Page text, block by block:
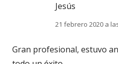
Jesús
21 febrero 2020 a
Gran profesional, estuvo